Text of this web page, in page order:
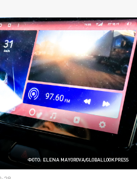
ФОТО: ELENA MAYOROVA/GLOBALLOOKPRESS